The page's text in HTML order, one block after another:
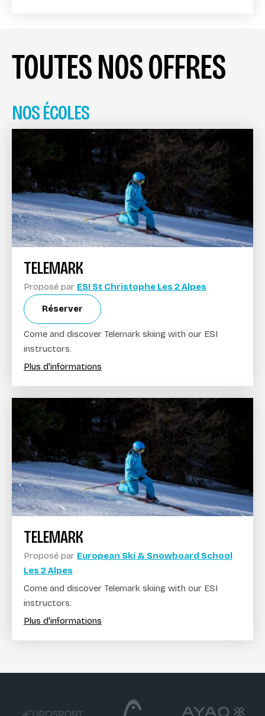
TOUTES NOS OFFRES
NOS ÉCOLES
TELEMARK
Proposé par ESI St Christophe Les 2 Alpes
Réserver
Come and discover Telemark skiing with our ESI
instructors.
Plus d'informations
TELEMARK
Proposé par European Ski & Snowboard School
Les 2 Alpes
Come and discover Telemark skiing with our ESI
instructors.
Plus d'informations